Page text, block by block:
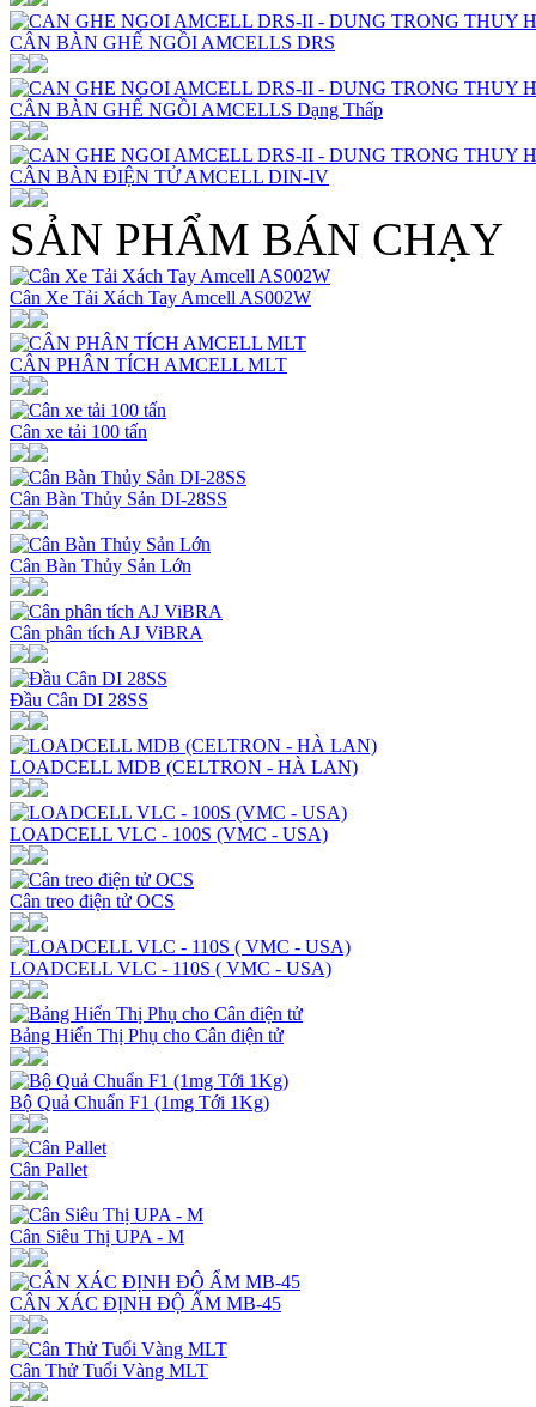
CÂN BÀN GHẾ NGỒI AMCELLS DRS
CÂN BÀN GHẾ NGỒI AMCELLS Dạng Thấp
CÂN BÀN ĐIỆN TỬ AMCELL DIN-IV
SẢN PHẨM BÁN CHẠY
Cân Xe Tải Xách Tay Amcell AS002W
CÂN PHÂN TÍCH AMCELL MLT
Cân xe tải 100 tấn
Cân Bàn Thủy Sản DI-28SS
Cân Bàn Thủy Sản Lớn
Cân phân tích AJ ViBRA
Đầu Cân DI 28SS
LOADCELL MDB (CELTRON - HÀ LAN)
LOADCELL VLC - 100S (VMC - USA)
Cân treo điện tử OCS
LOADCELL VLC - 110S ( VMC - USA)
Bảng Hiển Thị Phụ cho Cân điện tử
Bộ Quả Chuẩn F1 (1mg Tới 1Kg)
Cân Pallet
Cân Siêu Thị UPA - M
CÂN XÁC ĐỊNH ĐỘ ẨM MB-45
Cân Thử Tuổi Vàng MLT